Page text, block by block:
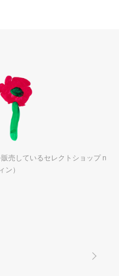
売しているセレクトショップ n
）